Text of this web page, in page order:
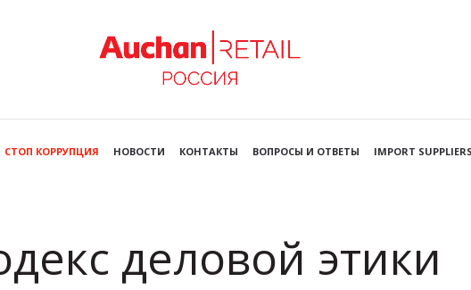
СТОП КОРРУПЦИЯ НОВОСТИ КОНТАКТЫ ВОПРОСЫ И ОТВЕТЫ IMPORT SUPPLIERS
деловой этики